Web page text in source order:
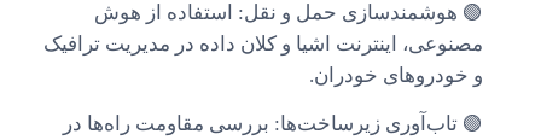
🟢 هوشمندسازی حمل و نقل: استفاده از هوش
مصنوعی، اینترنت اشیا و کلان داده در مدیریت ترافیک
و خودروهای خودران.
🟢 تاب‌آوری زیرساخت‌ها: بررسی مقاومت راه‌ها در